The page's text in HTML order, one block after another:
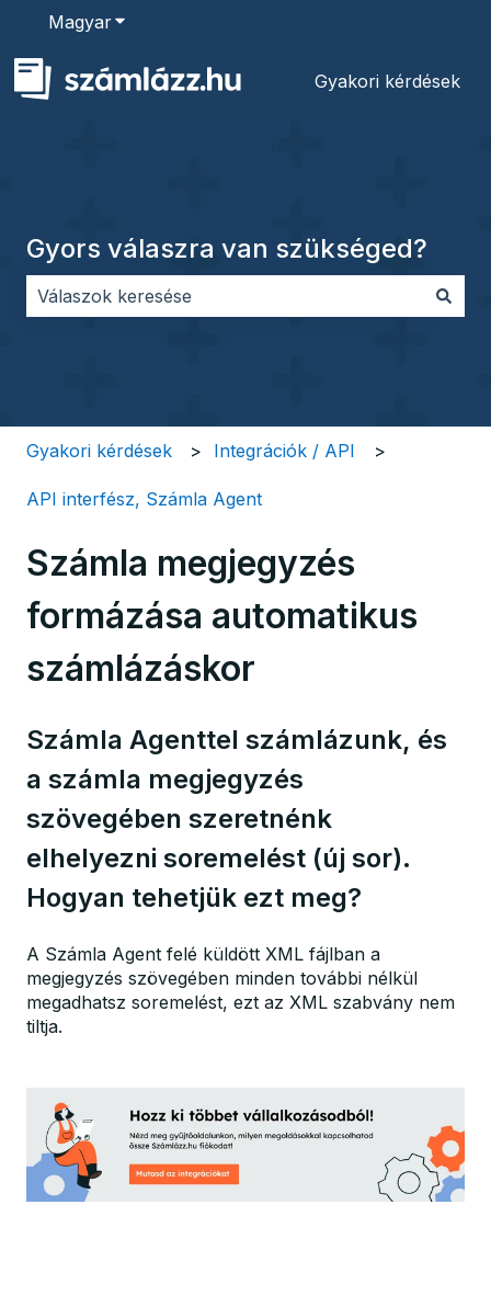
MagyarAlmenü megjelenítése fordításokhoz
Gyakori kérdések
Gyors válaszra van szükséged?
Gyakori kérdések Integrációk / API
API interfész, Számla Agent
Számla megjegyzés
formázása automatikus
számlázáskor
Számla Agenttel számlázunk, és
a számla megjegyzés
szövegében szeretnénk
elhelyezni soremelést (új sor).
Hogyan tehetjük ezt meg?
A Számla Agent felé küldött XML fájlban a
megjegyzés szövegében minden további nélkül
megadhatsz soremelést, ezt az XML szabvány nem
tiltja.